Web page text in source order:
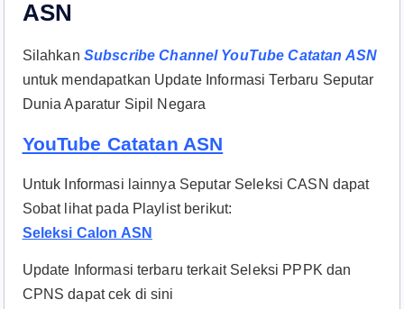
ASN
Silahkan Subscribe Channel YouTube Catatan ASN
untuk mendapatkan Update Informasi Terbaru Seputar
Dunia Aparatur Sipil Negara
YouTube Catatan ASN
Untuk Informasi lainnya Seputar Seleksi CASN dapat
Sobat lihat pada Playlist berikut:
Seleksi Calon ASN
Update Informasi terbaru terkait Seleksi PPPK dan
CPNS dapat cek di sini